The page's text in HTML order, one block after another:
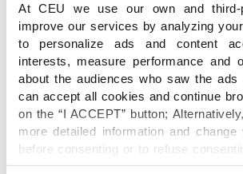
At CEU we use our own and third-
improve our services by analyzing
to personalize ads and content
interests, measure performance and
about the audiences who saw the ads
can accept all cookies and continue
on the “I ACCEPT” button;
more detailed information and change
before consenting or to refuse
"Personalize" button. For more